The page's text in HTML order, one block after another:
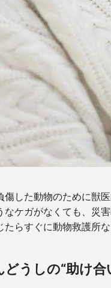
傷した動物のために獣
なケガがなくても、災
らすぐに動物救護所な
うしの“助け合